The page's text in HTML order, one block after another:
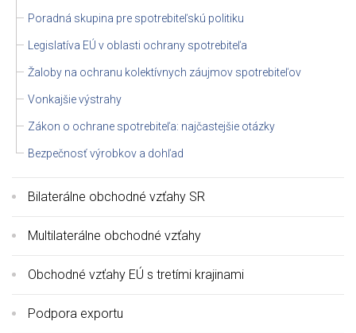
Poradná skupina pre spotrebiteľskú politiku
Legislatíva EÚ v oblasti ochrany spotrebiteľa
Žaloby na ochranu kolektívnych záujmov spotrebiteľov
Vonkajšie výstrahy
Zákon o ochrane spotrebiteľa: najčastejšie otázky
Bezpečnosť výrobkov a dohľad
Bilaterálne obchodné vzťahy SR
Multilaterálne obchodné vzťahy
Obchodné vzťahy EÚ s tretími krajinami
Podpora exportu